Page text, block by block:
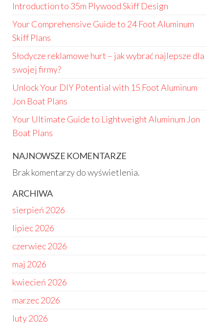
Introduction to 35m Plywood Skiff Design
Your Comprehensive Guide to 24 Foot Aluminum
Skiff Plans
Słodycze reklamowe hurt – jak wybrać najlepsze dla
swojej firmy?
Unlock Your DIY Potential with 15 Foot Aluminum
Jon Boat Plans
Your Ultimate Guide to Lightweight Aluminum Jon
Boat Plans
NAJNOWSZE KOMENTARZE
Brak komentarzy do wyświetlenia.
ARCHIWA
sierpień 2026
lipiec 2026
czerwiec 2026
maj 2026
kwiecień 2026
marzec 2026
luty 2026